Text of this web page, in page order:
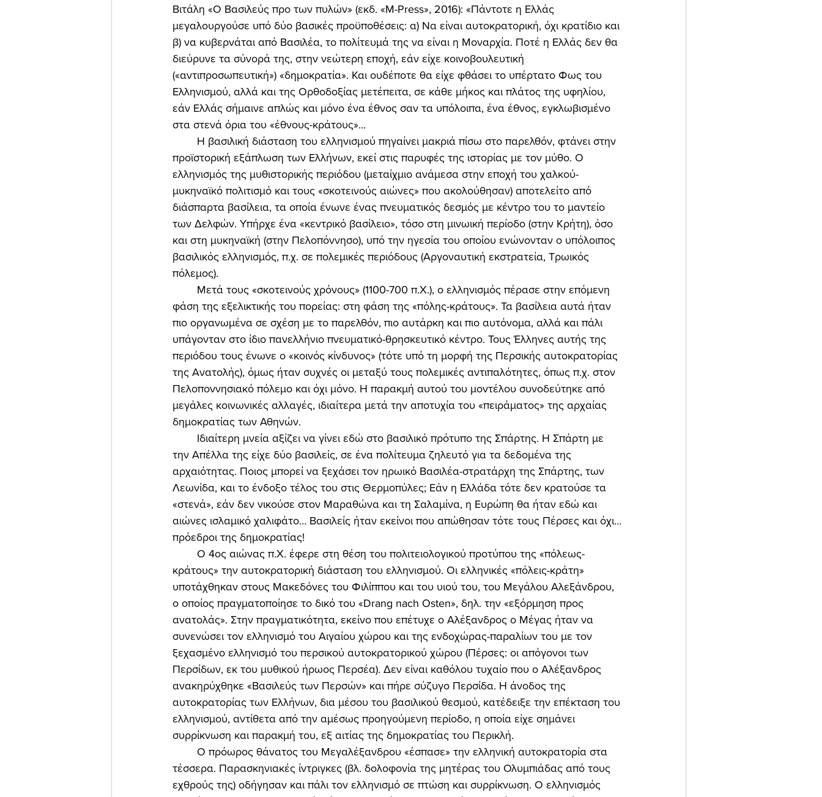
Βιτάλη «Ο Βασιλεύς προ των πυλών» (εκδ. «M-Press», 2016): «Πάντοτε η Ελλάς
μεγαλουργούσε υπό δύο βασικές προϋποθέσεις: α) Να είναι αυτοκρατορική, όχι κρατίδιο και
β) να κυβερνάται από Βασιλέα, το πολίτευμά της να είναι η Μοναρχία. Ποτέ η Ελλάς δεν θα
διεύρυνε τα σύνορά της, στην νεώτερη εποχή, εάν είχε κοινοβουλευτική
(«αντιπροσωπευτική») «δημοκρατία». Και ουδέποτε θα είχε φθάσει το υπέρτατο Φως του
Ελληνισμού, αλλά και της Ορθοδοξίας μετέπειτα, σε κάθε μήκος και πλάτος της υφηλίου,
εάν Ελλάς σήμαινε απλώς και μόνο ένα έθνος σαν τα υπόλοιπα, ένα έθνος, εγκλωβισμένο
στα στενά όρια του «έθνους-κράτους»…
προϊστορική εξάπλωση των Ελλήνων, εκεί στις παρυφές της ιστορίας με τον μύθο. Ο
ελληνισμός της μυθιστορικής περιόδου (μεταίχμιο ανάμεσα στην εποχή του χαλκού-
μυκηναϊκό πολιτισμό και τους «σκοτεινούς αιώνες» που ακολούθησαν) αποτελείτο από
διάσπαρτα βασίλεια, τα οποία ένωνε ένας πνευματικός δεσμός με κέντρο του το μαντείο
των Δελφών. Υπήρχε ένα «κεντρικό βασίλειο», τόσο στη μινωική περίοδο (στην Κρήτη), όσο
και στη μυκηναϊκή (στην Πελοπόννησο), υπό την ηγεσία του οποίου ενώνονταν ο υπόλοιπος
βασιλικός ελληνισμός, π.χ. σε πολεμικές περιόδους (Αργοναυτική εκστρατεία, Τρωικός
πόλεμος).
φάση της εξελικτικής του πορείας: στη φάση της «πόλης-κράτους». Τα βασίλεια αυτά ήταν
πιο οργανωμένα σε σχέση με το παρελθόν, πιο αυτάρκη και πιο αυτόνομα, αλλά και πάλι
υπάγονταν στο ίδιο πανελλήνιο πνευματικό-θρησκευτικό κέντρο. Τους Έλληνες αυτής της
περιόδου τους ένωνε ο «κοινός κίνδυνος» (τότε υπό τη μορφή της Περσικής αυτοκρατορίας
της Ανατολής), όμως ήταν συχνές οι μεταξύ τους πολεμικές αντιπαλότητες, όπως π.χ. στον
Πελοποννησιακό πόλεμο και όχι μόνο. Η παρακμή αυτού του μοντέλου συνοδεύτηκε από
μεγάλες κοινωνικές αλλαγές, ιδιαίτερα μετά την αποτυχία του «πειράματος» της αρχαίας
δημοκρατίας των Αθηνών.
την Απέλλα της είχε δύο βασιλείς, σε ένα πολίτευμα ζηλευτό για τα δεδομένα της
αρχαιότητας. Ποιος μπορεί να ξεχάσει τον ηρωικό Βασιλέα-στρατάρχη της Σπάρτης, των
Λεωνίδα, και το ένδοξο τέλος του στις Θερμοπύλες; Εάν η Ελλάδα τότε δεν κρατούσε τα
«στενά», εάν δεν νικούσε στον Μαραθώνα και τη Σαλαμίνα, η Ευρώπη θα ήταν εδώ και
αιώνες ισλαμικό χαλιφάτο… Βασιλείς ήταν εκείνοι που απώθησαν τότε τους Πέρσες και όχι…
πρόεδροι της δημοκρατίας!
κράτους» την αυτοκρατορική διάσταση του ελληνισμού. Οι ελληνικές «πόλεις-κράτη»
υποτάχθηκαν στους Μακεδόνες του Φιλίππου και του υιού του, του Μεγάλου Αλεξάνδρου,
ο οποίος πραγματοποίησε το δικό του «Drang nach Osten», δηλ. την «εξόρμηση προς
ανατολάς». Στην πραγματικότητα, εκείνο που επέτυχε ο Αλέξανδρος ο Μέγας ήταν να
συνενώσει τον ελληνισμό του Αιγαίου χώρου και της ενδοχώρας-παραλίων του με τον
ξεχασμένο ελληνισμό του περσικού αυτοκρατορικού χώρου (Πέρσες: οι απόγονοι των
Περσίδων, εκ του μυθικού ήρωος Περσέα). Δεν είναι καθόλου τυχαίο που ο Αλέξανδρος
ανακηρύχθηκε «Βασιλεύς των Περσών» και πήρε σύζυγο Περσίδα. Η άνοδος της
αυτοκρατορίας των Ελλήνων, δια μέσου του βασιλικού θεσμού, κατέδειξε την επέκταση του
ελληνισμού, αντίθετα από την αμέσως προηγούμενη περίοδο, η οποία είχε σημάνει
συρρίκνωση και παρακμή του, εξ αιτίας της δημοκρατίας του Περικλή.
τέσσερα. Παρασκηνιακές ίντριγκες (βλ. δολοφονία της μητέρας του Ολυμπιάδας από τους
εχθρούς της) οδήγησαν και πάλι τον ελληνισμό σε πτώση και συρρίκνωση. Ο ελληνισμός